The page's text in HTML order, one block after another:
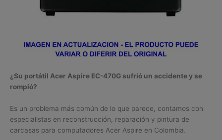
¿Su portátil Acer Aspire EC-470G sufrió un accidente y se
rompió?
Es un problema más común de lo que parece, contamos con
especialistas en reconstrucción, reparación y pintura de
carcasas para computadores Acer Aspire en Colombia.